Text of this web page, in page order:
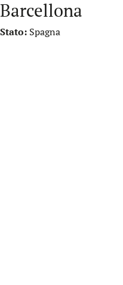
Barcellona
Stato: Spagna